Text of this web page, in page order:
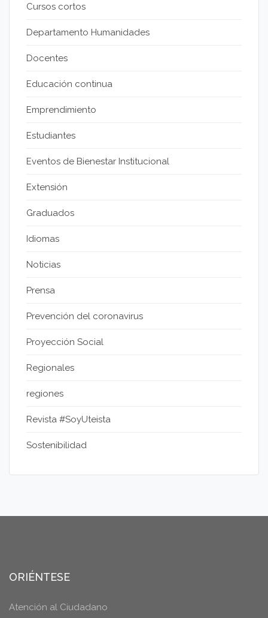
Cursos cortos
Departamento Humanidades
Docentes
Educación continua
Emprendimiento
Estudiantes
Eventos de Bienestar Institucional
Extensión
Graduados
Idiomas
Noticias
Prensa
Prevención del coronavirus
Proyección Social
Regionales
regiones
Revista #SoyUteista
Sostenibilidad
ORIÉNTESE
Atención al Ciudadano